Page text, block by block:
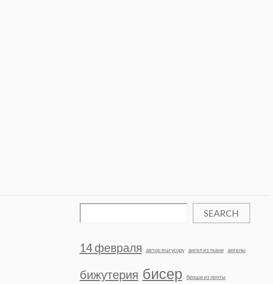
SEARCH
14 февраля автор marycopy ангел из ткани ангелы
бижутерия бисер броши из ленты